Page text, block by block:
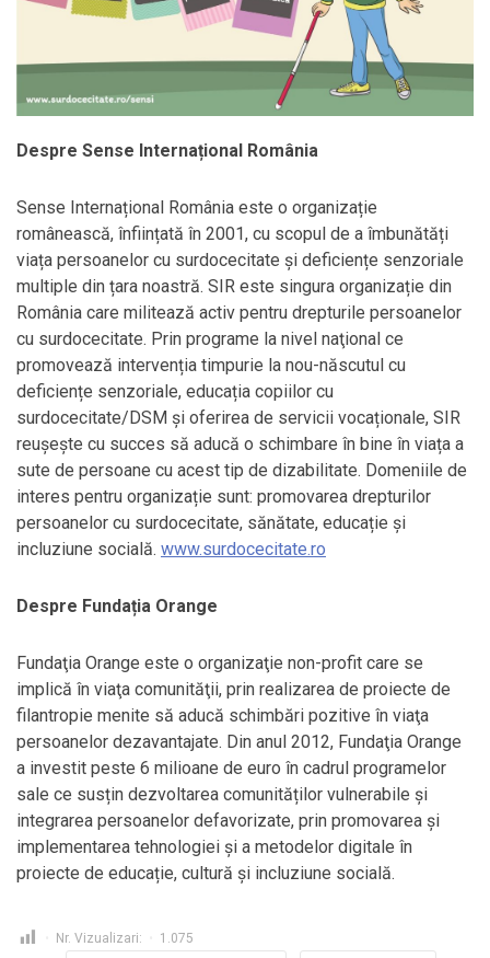
Despre Sense Internațional România
Sense Internațional România este o organizație
românească, înființată în 2001, cu scopul de a îmbunătăți
viața persoanelor cu surdocecitate și deficiențe senzoriale
multiple din țara noastră. SIR este singura organizație din
România care militează activ pentru drepturile persoanelor
cu surdocecitate. Prin programe la nivel naţional ce
promovează intervenția timpurie la nou-născutul cu
deficiențe senzoriale, educația copiilor cu
surdocecitate/DSM și oferirea de servicii vocaționale, SIR
reușește cu succes să aducă o schimbare în bine în viața a
sute de persoane cu acest tip de dizabilitate. Domeniile de
interes pentru organizație sunt: promovarea drepturilor
persoanelor cu surdocecitate, sănătate, educație și
incluziune socială. www.surdocecitate.ro
Despre Fundația Orange
Fundaţia Orange este o organizaţie non-profit care se
implică în viaţa comunităţii, prin realizarea de proiecte de
filantropie menite să aducă schimbări pozitive în viaţa
persoanelor dezavantajate. Din anul 2012, Fundaţia Orange
a investit peste 6 milioane de euro în cadrul programelor
sale ce susțin dezvoltarea comunităților vulnerabile și
integrarea persoanelor defavorizate, prin promovarea și
implementarea tehnologiei și a metodelor digitale în
proiecte de educație, cultură și incluziune socială.
Nr. Vizualizari: 1.075